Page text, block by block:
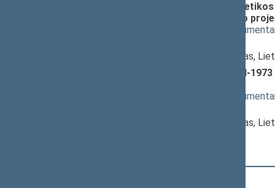
Atsinaujinančių išteklių energetikos
straipsnių pakeitimo įstatymo
susiję
, Ministras,
Gamtinių dujų įstatymo Nr. VIII-
susiję
, Ministras,